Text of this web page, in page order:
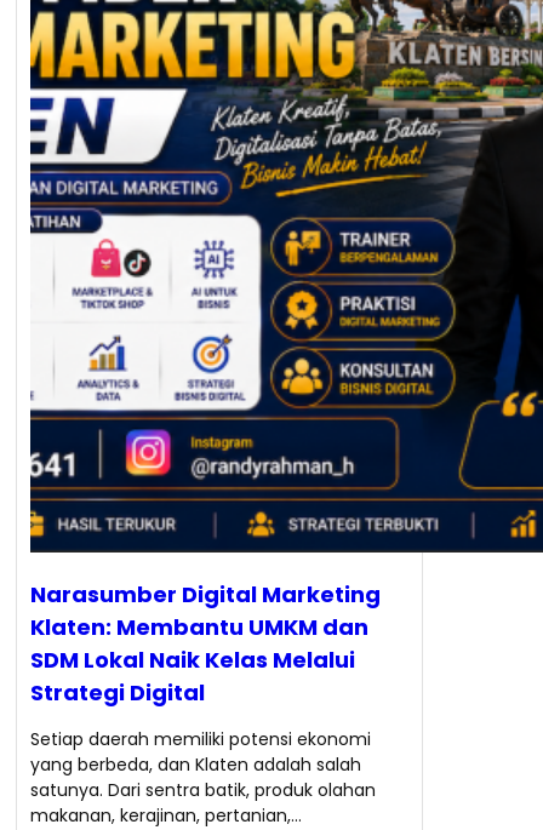
Narasumber Digital Marketing
Klaten: Membantu UMKM dan
SDM Lokal Naik Kelas Melalui
Strategi Digital
Setiap daerah memiliki potensi ekonomi
yang berbeda, dan Klaten adalah salah
satunya. Dari sentra batik, produk olahan
makanan, kerajinan, pertanian,…